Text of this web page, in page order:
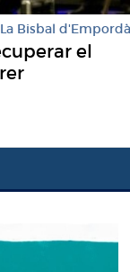
La Bisbal d'Empordà
el